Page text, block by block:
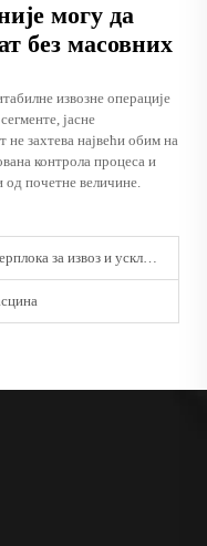
могу да
без масовних
извозне операције
јасне
захтева највећи обим на
контрола процеса и
од почетне величине.
и усклађеност са стандардима